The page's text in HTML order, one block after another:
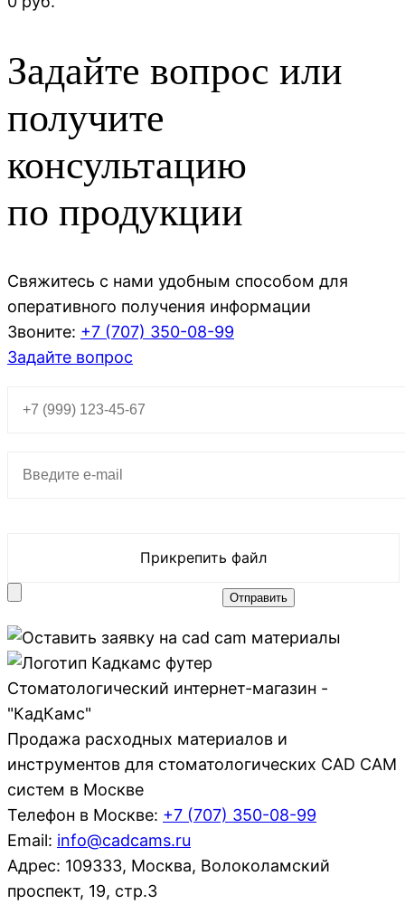
Задайте вопрос или
получите
консультацию
по продукции
Свяжитесь с нами удобным способом для
оперативного получения информации
Звоните: +7 (707) 350-08-99
Задайте вопрос
Прикрепить файл
Стоматологический интернет-магазин -
"КадКамс"
Продажа расходных материалов и
инструментов для стоматологических CAD CAM
систем в Москве
Телефон в Москве: +7 (707) 350-08-99
Email: info@cadcams.ru
Адрес: 109333, Москва, Волоколамский
проспект, 19, стр.3